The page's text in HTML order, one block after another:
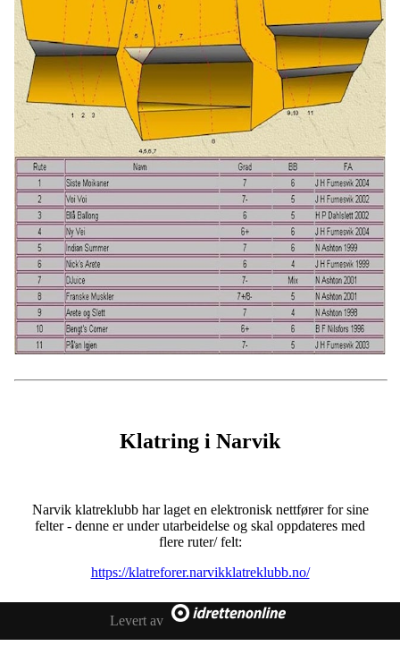
Klatring i Narvik
Narvik klatreklubb har laget en elektronisk nettfører for sine
felter - denne er under utarbeidelse og skal oppdateres med
flere ruter/ felt:
https://klatreforer.narvikklatreklubb.no/
Levert av